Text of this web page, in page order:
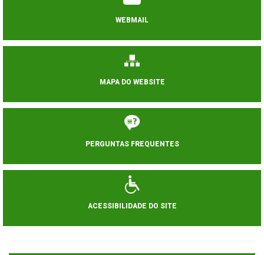
WEBMAIL
MAPA DO WEBSITE
PERGUNTAS FREQUENTES
ACESSIBILIDADE DO SITE